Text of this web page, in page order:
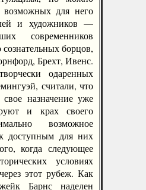
для него
и художников —
современников
борцов,
Брехт, Ивенс.
одаренных
считали, что
назначение уже
и крах своего
возможное
доступным для них
когда следующее
условиях
этот рубеж. Как
Барнс наделен